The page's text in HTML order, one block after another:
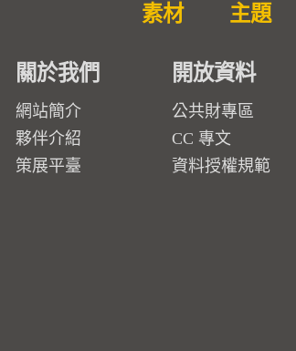
素材 主題
關於我們
網站簡介
夥伴介紹
策展平臺
開放資料
公共財專區
CC 專文
資料授權規範